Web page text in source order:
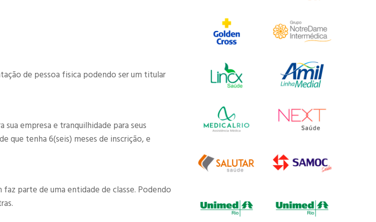
de pessoa fisica podendo ser um titular
empresa e tranquilhidade para seus
que tenha 6(seis) meses de inscrição, e
parte de uma entidade de classe. Podendo